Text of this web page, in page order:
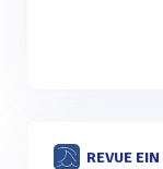
REVUE EIN